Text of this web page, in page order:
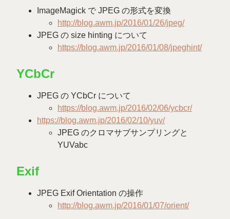
ImageMagick で JPEG の形式を変換
http://blog.awm.jp/2016/01/26/jpeg/
JPEG の size hinting について
https://blog.awm.jp/2016/01/08/jpeghint/
YCbCr
JPEG の YCbCr について
https://blog.awm.jp/2016/02/06/ycbcr/
https://blog.awm.jp/2016/02/10/yuv/
JPEG のクロマサブサンプリングと
YUVabc
Exif
JPEG Exif Orientation の操作
http://blog.awm.jp/2016/01/07/orient/